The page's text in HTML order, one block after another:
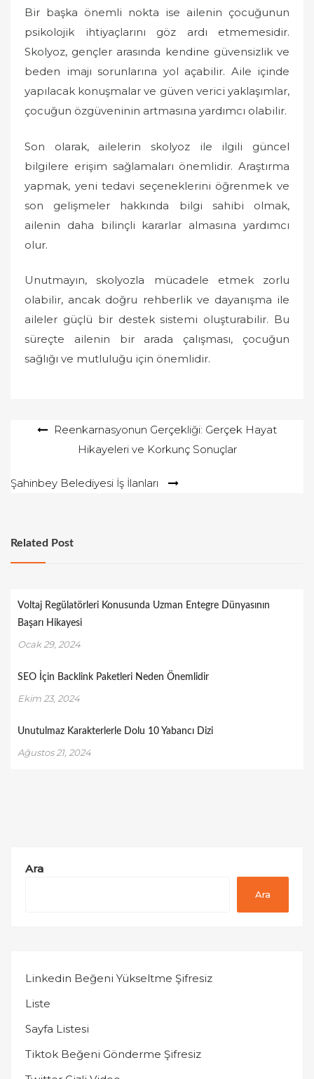
Bir başka önemli nokta ise ailenin çocuğunun
psikolojik ihtiyaçlarını göz ardı etmemesidir.
Skolyoz, gençler arasında kendine güvensizlik ve
beden imajı sorunlarına yol açabilir. Aile içinde
yapılacak konuşmalar ve güven verici yaklaşımlar,
çocuğun özgüveninin artmasına yardımcı olabilir.
Son olarak, ailelerin skolyoz ile ilgili güncel
bilgilere erişim sağlamaları önemlidir. Araştırma
yapmak, yeni tedavi seçeneklerini öğrenmek ve
son gelişmeler hakkında bilgi sahibi olmak,
ailenin daha bilinçli kararlar almasına yardımcı
olur.
Unutmayın, skolyozla mücadele etmek zorlu
olabilir, ancak doğru rehberlik ve dayanışma ile
aileler güçlü bir destek sistemi oluşturabilir. Bu
süreçte ailenin bir arada çalışması, çocuğun
sağlığı ve mutluluğu için önemlidir.
Reenkarnasyonun Gerçekliği: Gerçek Hayat
Hikayeleri ve Korkunç Sonuçlar
Şahinbey Belediyesi İş İlanları
Related Post
Voltaj Regülatörleri Konusunda Uzman Entegre Dünyasının
Başarı Hikayesi
Ocak 29, 2024
SEO İçin Backlink Paketleri Neden Önemlidir
Ekim 23, 2024
Unutulmaz Karakterlerle Dolu 10 Yabancı Dizi
Ağustos 21, 2024
Ara
Ara
Linkedin Beğeni Yükseltme Şifresiz
Liste
Sayfa Listesi
Tiktok Beğeni Gönderme Şifresiz